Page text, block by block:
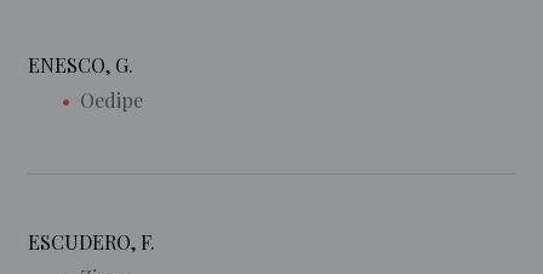
ENESCO, G.
Oedipe
ESCUDERO, F.